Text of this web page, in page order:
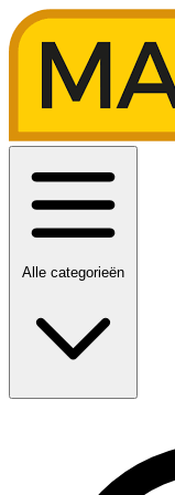
Alle categorieën